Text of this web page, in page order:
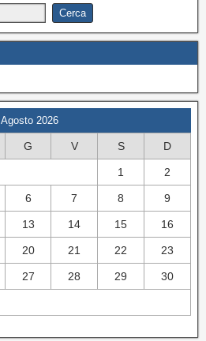
Agosto 2026
G V S D
1 2
6 7 8 9
13 14 15 16
20 21 22 23
27 28 29 30